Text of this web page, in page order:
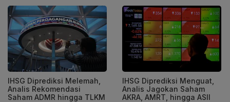
IHSG Diprediksi Melemah,
Analis Rekomendasi
Saham ADMR hingga TLKM
IHSG Diprediksi Menguat,
Analis Jagokan Saham
AKRA, AMRT, hingga ASII